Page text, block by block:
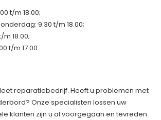
t/m 18.00;
9.30 t/m 18.00;
18.00;
t/m 17.00.
reparatiebedrijf. Heeft u problemen met
Onze specialisten lossen uw
klanten zijn u al voorgegaan en tevreden